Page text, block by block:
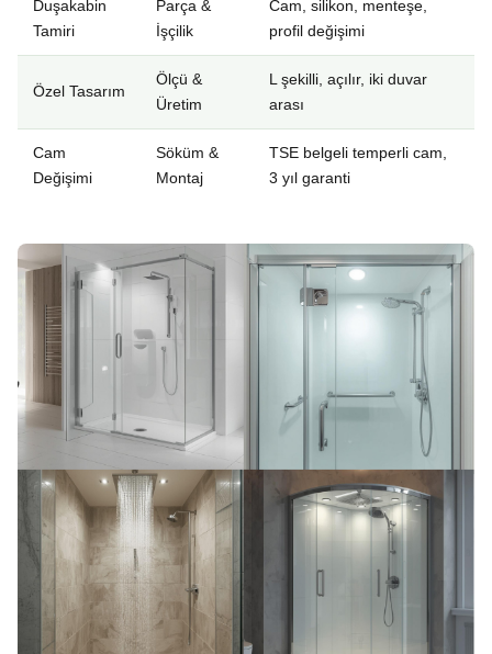
Duşakabin
Tamiri
Parça &
İşçilik
Cam, silikon, menteşe,
profil değişimi
Özel Tasarım
Ölçü &
Üretim
L şekilli, açılır, iki duvar
arası
Cam
Değişimi
Söküm &
Montaj
TSE belgeli temperli cam,
3 yıl garanti